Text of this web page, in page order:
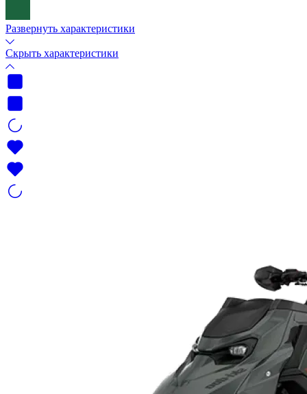
Развернуть характеристики
Скрыть характеристики